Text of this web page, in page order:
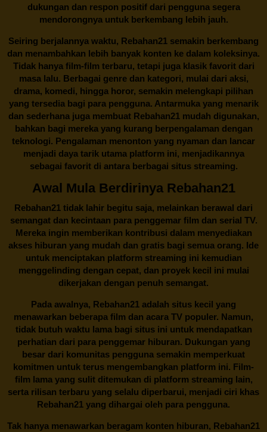
dukungan dan respon positif dari pengguna segera
mendorongnya untuk berkembang lebih jauh.
Seiring berjalannya waktu, Rebahan21 semakin berkembang
dan menambahkan lebih banyak konten ke dalam koleksinya.
Tidak hanya film-film terbaru, tetapi juga klasik favorit dari
masa lalu. Berbagai genre dan kategori, mulai dari aksi,
drama, komedi, hingga horor, semakin melengkapi pilihan
yang tersedia bagi para pengguna. Antarmuka yang menarik
dan sederhana juga membuatRebahan21mudah digunakan,
bahkan bagi mereka yang kurang berpengalaman dengan
teknologi. Pengalaman menonton yang nyaman dan lancar
menjadi daya tarik utama platform ini, menjadikannya
sebagai favorit di antara berbagai situs streaming.
Awal Mula Berdirinya Rebahan21
Rebahan21 tidak lahir begitu saja, melainkan berawal dari
semangat dan kecintaan para penggemar film dan serial TV.
Mereka ingin memberikan kontribusi dalam menyediakan
akses hiburan yang mudah dan gratis bagi semua orang. Ide
untuk menciptakan platform streaming ini kemudian
menggelinding dengan cepat, dan proyek kecil ini mulai
dikerjakan dengan penuh semangat.
Pada awalnya, Rebahan21 adalah situs kecil yang
menawarkan beberapa film dan acara TV populer. Namun,
tidak butuh waktu lama bagi situs ini untuk mendapatkan
perhatian dari para penggemar hiburan. Dukungan yang
besar dari komunitas pengguna semakin memperkuat
komitmen untuk terus mengembangkan platform ini. Film-
film lama yang sulit ditemukan di platform streaming lain,
serta rilisan terbaru yang selalu diperbarui, menjadi ciri khas
Rebahan21 yang dihargai oleh para pengguna.
Tak hanya menawarkan beragam konten hiburan, Rebahan21